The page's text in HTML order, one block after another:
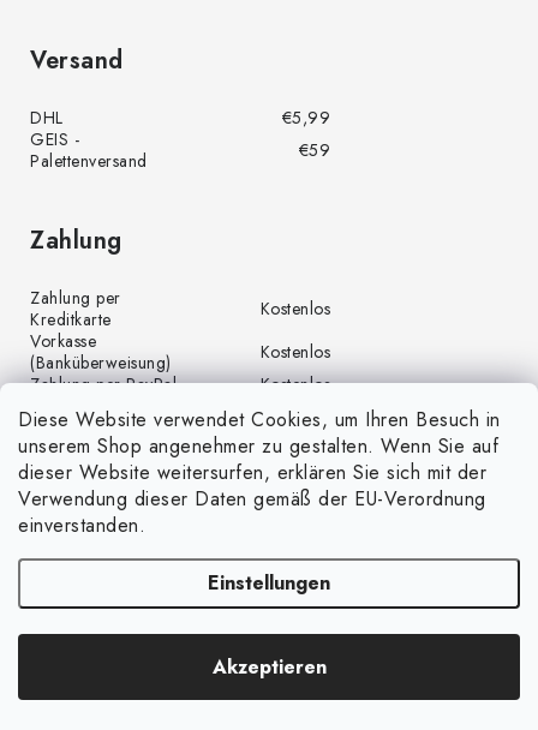
Diese Website verwendet Cookies, um Ihren Besuch in
unserem Shop angenehmer zu gestalten. Wenn Sie auf
dieser Website weitersurfen, erklären Sie sich mit der
Verwendung dieser Daten gemäß der EU-Verordnung
einverstanden.
Einstellungen
Akzeptieren
Versand
DHL
€5,99
GEIS -
Palettenversand
€59
Zahlung
Zahlung per
Kreditkarte
Kostenlos
Vorkasse
(Banküberweisung)
Kostenlos
Zahlung per PayPal
Kostenlos
Copyright 2026GrünGarten.at. Alle Rechte vorbehalten.Cookie-Einstellungen
ändern